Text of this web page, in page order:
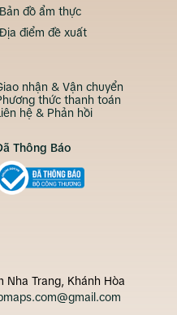
Bản đồ ẩm thực
Địa điểm đề xuất
nhận & Vận chuyển
thức thanh toán
hệ & Phản hồi
Trang, Khánh Hòa
Thông Báo